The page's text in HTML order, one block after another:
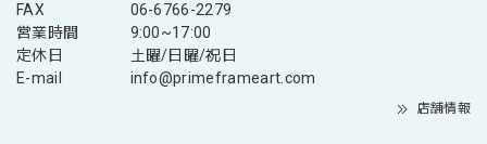
FAX
06-6766-2279
営業時間
9:00~17:00
定休日
土曜/日曜/祝日
E-mail
info@primeframeart.com
店舗情報